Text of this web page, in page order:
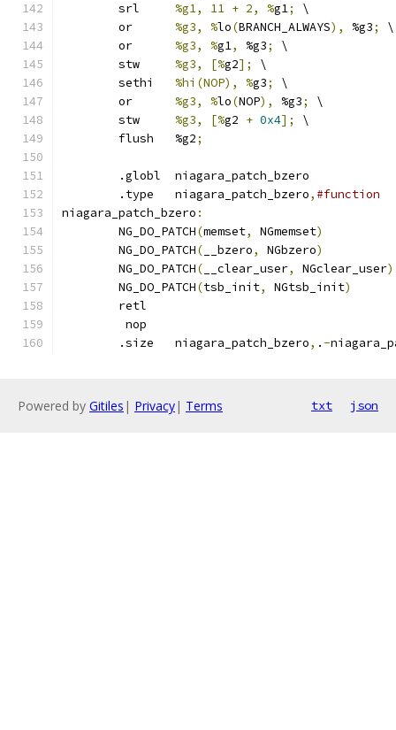
%g1, 11 + 2, %g1;
\
%g3, %lo(BRANCH_ALWAYS), %g3;
\
%g3, %g1, %g3;
\
%g3, [%g2];
\
%hi(NOP), %g3;
\
%g3, %lo(NOP), %g3;
\
%g3, [%g2 + 0x4];
\
	flush	%g2
;
	.globl	niagara_patch_bzero
	.type	niagara_patch_bzero
, #function
niagara_patch_bzero :
	NG_DO_PATCH
(memset, NGmemset)
	NG_DO_PATCH
( __bzero, NGbzero)
	NG_DO_PATCH
( __clear_user, NGclear_user)
	NG_DO_PATCH
(tsb_init, NGtsb_init)
	retl
	 nop
	.size	niagara_patch_bzero
, . -
Powered by Gitiles | Privacy| Terms txt json